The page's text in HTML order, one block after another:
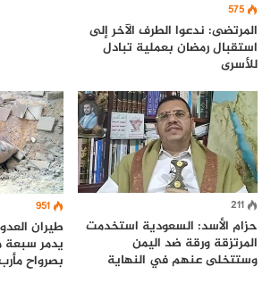
575
المرتضى: ندعوا الطرف الآخر إلى
استقبال رمضان بعملية تبادل
للأسرى
211
حزام الأسد: السعودية استخدمت
المرتزقة ورقة ضد اليمن
وستتخلى عنهم في النهاية
951
طيران
يدمر سبعة
بصرواح